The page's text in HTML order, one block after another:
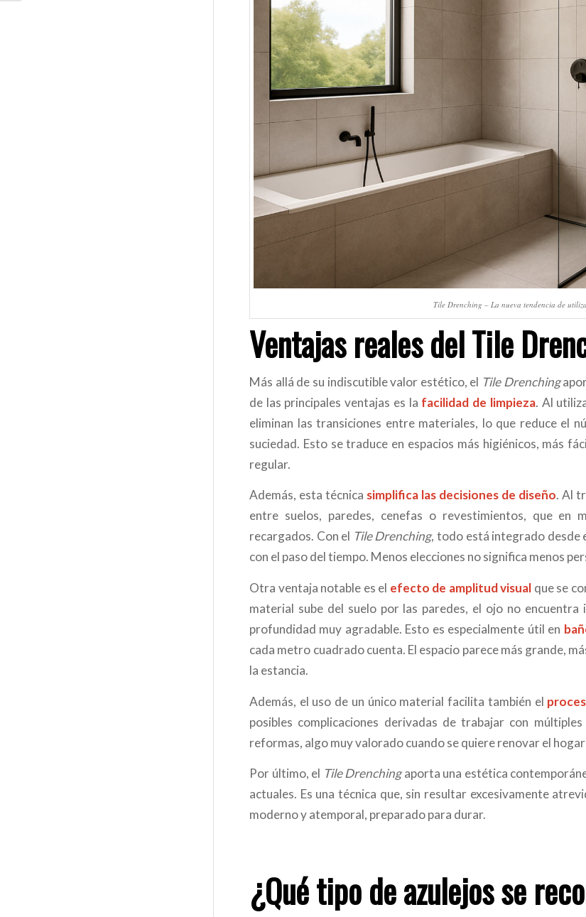
Tile Drenching – La nueva tendencia de
Ventajas reales del Tile
Más allá de su indiscutible valor estético, el Tile Drenching
de las principales ventajas es la facilidad de limpieza. Al
eliminan las transiciones entre materiales, lo que reduce el
suciedad. Esto se traduce en espacios más higiénicos, más
regular.
Además, esta técnica simplifica las decisiones de diseño. Al
entre suelos, paredes, cenefas o revestimientos, que en
recargados. Con el Tile Drenching, todo está integrado desde
con el paso del tiempo. Menos elecciones no significa menos
Otra ventaja notable es el efecto de amplitud visual que se
material sube del suelo por las paredes, el ojo no
profundidad muy agradable. Esto es especialmente útil en
cada metro cuadrado cuenta. El espacio parece más grande,
la estancia.
Además, el uso de un único material facilita también el
posibles complicaciones derivadas de trabajar con
reformas, algo muy valorado cuando se quiere renovar el
Por último, el Tile Drenchingaporta una estética
actuales. Es una técnica que, sin resultar excesivamente
moderno y atemporal, preparado para durar.
¿Qué tipo de azulejos se